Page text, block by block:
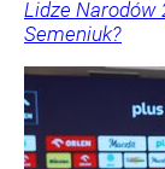
Lidze Narodów
Semeniuk?